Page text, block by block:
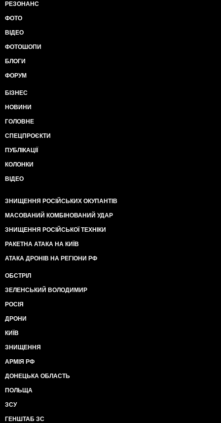
РЕЗОНАНС
ФОТО
ВІДЕО
ФОТОШОПИ
БЛОГИ
ФОРУМ
БІЗНЕС
НОВИНИ
ГОЛОВНЕ
СПЕЦПРОЄКТИ
ПУБЛІКАЦІЇ
КОЛОНКИ
ВІДЕО
ЗНИЩЕННЯ РОСІЙСЬКИХ ОКУПАНТІВ
МАСОВАНИЙ КОМБІНОВАНИЙ УДАР
ЗНИЩЕННЯ РОСІЙСЬКОЇ ТЕХНІКИ
РАКЕТНА АТАКА НА КИЇВ
АТАКА ДРОНІВ НА РЕГІОНИ РФ
ОБСТРІЛ
ЗЕЛЕНСЬКИЙ ВОЛОДИМИР
РОСІЯ
ДРОНИ
КИЇВ
ЗНИЩЕННЯ
АРМІЯ РФ
ДОНЕЦЬКА ОБЛАСТЬ
ПОЛЬЩА
ЗСУ
ГЕНШТАБ ЗС